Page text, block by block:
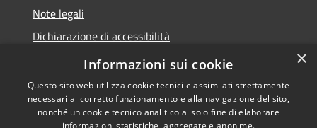
Note legali
Dichiarazione di accessibilità
Link app municipium
×
Informazioni sui cookie
Questo sito web utilizza cookie tecnici e assimilati strettamente
necessari al corretto funzionamento e alla navigazione del sito,
nonché un cookie tecnico analitico al solo fine di elaborare
informazioni statistiche, aggregate e anonime.